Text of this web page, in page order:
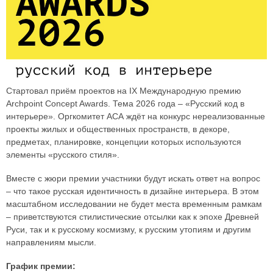
Стартовал приём проектов на IX Международную премию
Archpoint Concept Awards. Тема 2026 года – «Русский код в
интерьере». Оргкомитет АСА ждёт на конкурс нереализованные
проекты жилых и общественных пространств, в декоре,
предметах, планировке, концепции которых используются
элементы «русского стиля».
Вместе с жюри премии участники будут искать ответ на вопрос
– что такое русская идентичность в дизайне интерьера. В этом
масштабном исследовании не будет места временным рамкам
– приветствуются стилистические отсылки как к эпохе Древней
Руси, так и к русскому космизму, к русским утопиям и другим
направлениям мысли.
График премии: